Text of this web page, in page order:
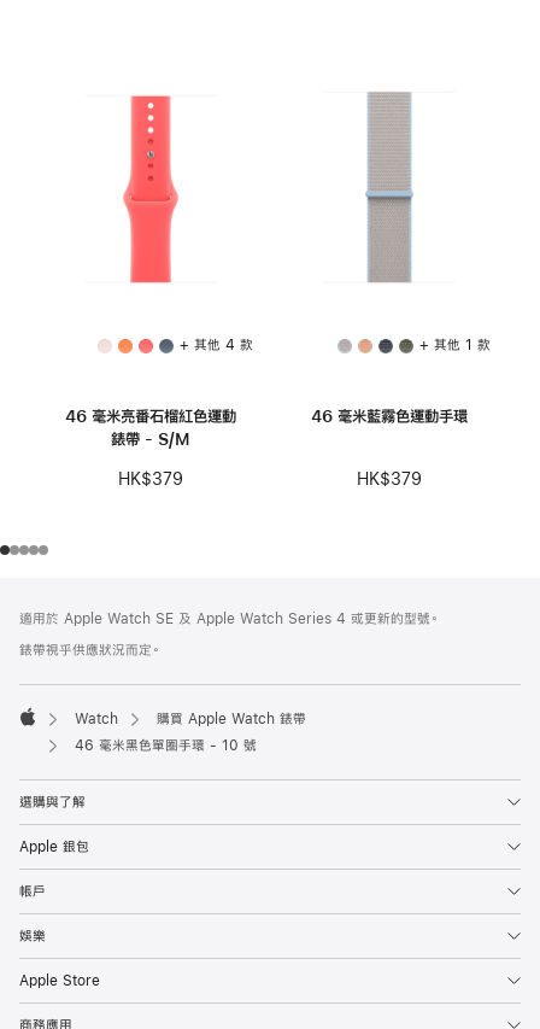
+ 其他 4 款
46 毫米亮番石榴紅色運動
錶帶 - S/M
HK$379
+ 其他 1 款
46 毫米藍霧色運動手環
HK$379
腳
腳
適用於 Apple Watch SE 及 Apple Watch Series 4 或更新的型號。
錶帶視乎供應狀況而定。
Apple
Watch
購買 Apple Watch 錶帶
46 毫米黑色單圈手環 - 10 號
選購與了解
Apple 銀包
帳戶
娛樂
Apple Store
商務應用